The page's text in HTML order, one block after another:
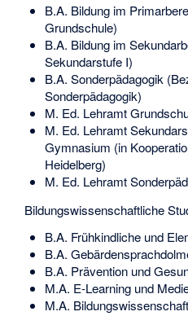
B.A. Bildung im
Grundschule)
B.A. Bildung im
Sekundarstufe I)
B.A. Sonderpädagogik
Sonderpädagogik)
M. Ed. Lehramt
M. Ed. Lehramt
Gymnasium (in
Heidelberg)
M. Ed. Lehramt
Bildungswissenschaftliche
B.A. Frühkindliche und
B.A.
B.A. Prävention und
M.A. E-Learning und
M.A.